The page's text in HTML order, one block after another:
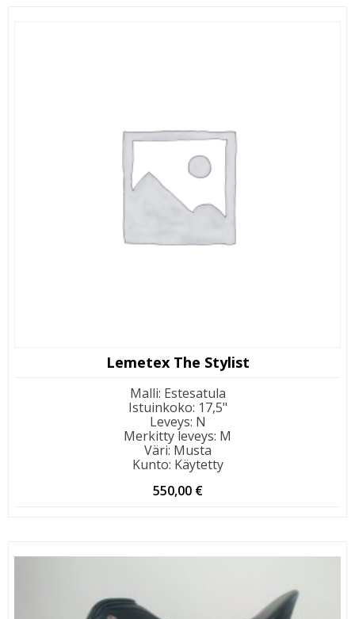
Lemetex The Stylist
Malli: Estesatula
Istuinkoko: 17,5"
Leveys: N
Merkitty leveys: M
Väri: Musta
Kunto: Käytetty
550,00 €